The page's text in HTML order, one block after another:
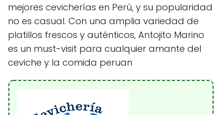
mejores cevicherías en Perú, y su popularidad
no es casual. Con una amplia variedad de
platillos frescos y auténticos, Antojito Marino
es un must-visit para cualquier amante del
ceviche y la comida peruan